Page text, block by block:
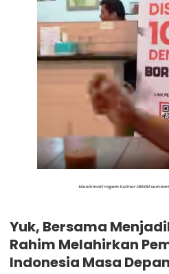
Menikmati ragam kuliner UMKM sembari
Yuk, Bersama
Rahim Melahirkan
Indonesia Masa